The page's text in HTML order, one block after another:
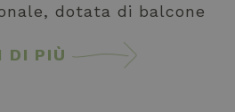
dotata di balcone
DI PIÙ